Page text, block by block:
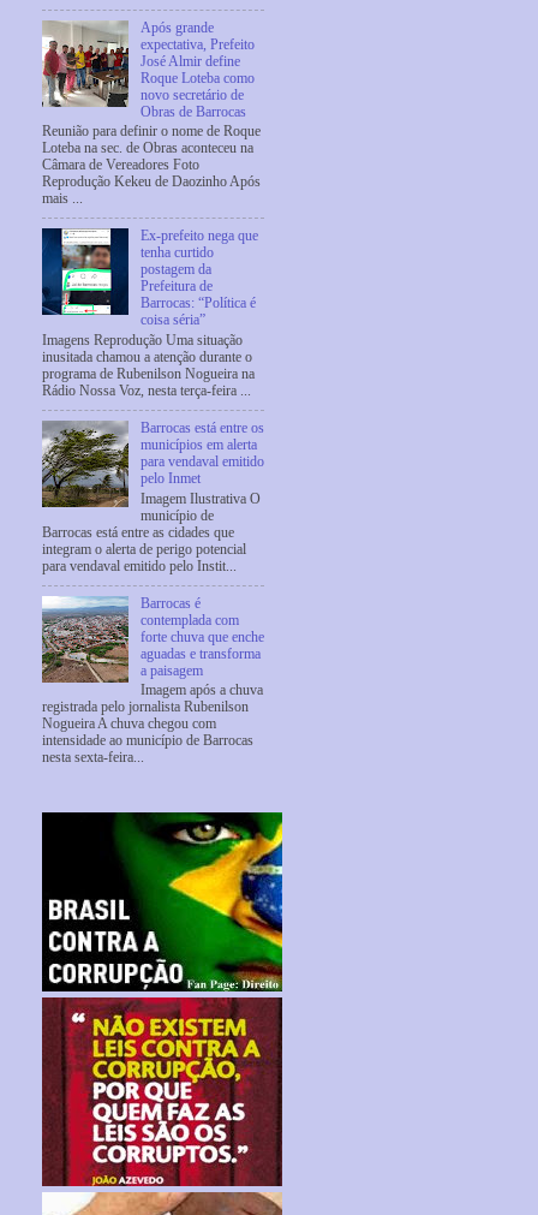
Após grande
expectativa, Prefeito
José Almir define
Roque Loteba como
novo secretário de
Obras de Barrocas
Reunião para definir o nome de Roque
Loteba na sec. de Obras aconteceu na
Câmara de Vereadores Foto
Reprodução Kekeu de Daozinho Após
mais ...
Ex-prefeito nega que
tenha curtido
postagem da
Prefeitura de
Barrocas: “Política é
coisa séria”
Imagens Reprodução Uma situação
inusitada chamou a atenção durante o
programa de Rubenilson Nogueira na
Rádio Nossa Voz, nesta terça-feira ...
Barrocas está entre os
municípios em alerta
para vendaval emitido
pelo Inmet
Imagem Ilustrativa O
município de
Barrocas está entre as cidades que
integram o alerta de perigo potencial
para vendaval emitido pelo Instit...
Barrocas é
contemplada com
forte chuva que enche
aguadas e transforma
a paisagem
Imagem após a chuva
registrada pelo jornalista Rubenilson
Nogueira A chuva chegou com
intensidade ao município de Barrocas
nesta sexta-feira...